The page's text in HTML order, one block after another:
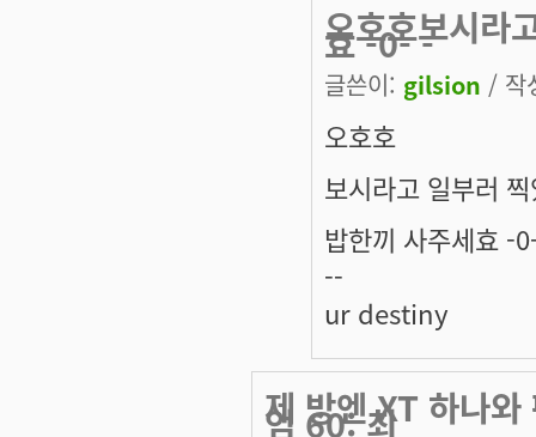
오호호보시라
효 -0- -
글쓴이: gilsion / 작
오호호
보시라고 일부러
밥한끼 사주세효 -
--
ur destiny
제 방엔 XT 하나
엄 60: 최